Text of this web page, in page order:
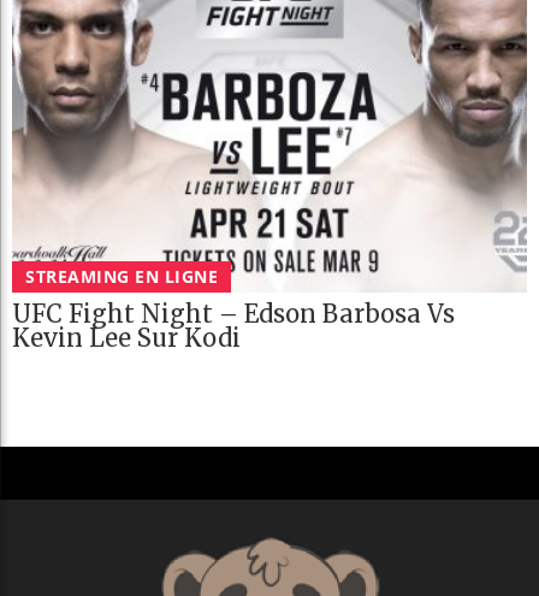
STREAMING EN LIGNE
UFC Fight Night – Edson Barbosa Vs
Kevin Lee Sur Kodi